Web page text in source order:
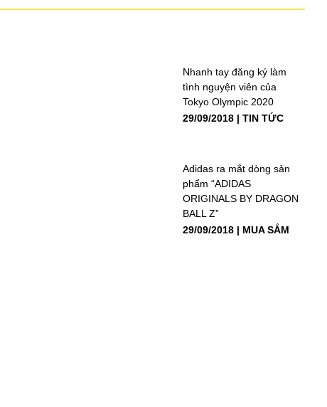
Nhanh tay đăng ký làm
tình nguyện viên của
Tokyo Olympic 2020
29/09/2018
TIN TỨC
Adidas ra mắt dòng sản
phẩm “ADIDAS
ORIGINALS BY DRAGON
BALL Z”
29/09/2018
MUA SẮM